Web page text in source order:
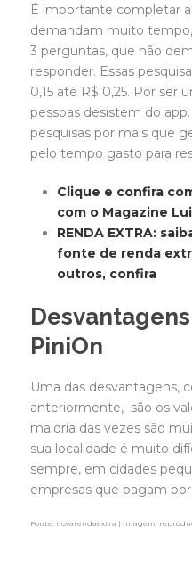
É importante completar
demandam muito
3 perguntas, que não
responder. Essas
0,15 até R$ 0,25. Por ser
pessoas desistem do
pesquisas por mais que
pelo tempo gasto para
Clique e confira
com o Magazine
RENDA EXTRA:
fonte de renda
outros, confira
PiniOn
Uma das desvantagens,
anteriormente, são os
maioria das vezes são
sua localidade é muito
sempre, em cidades
empresas que pagam
Fonte: novarendaextra | Imagem: